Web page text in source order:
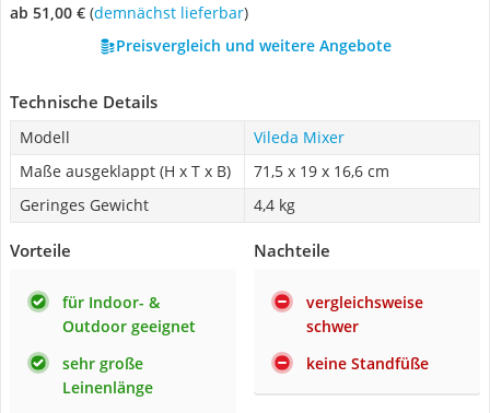
ab 51,00 € ( Demnächst lieferbar)
Preisvergleich und weitere Angebote
Technische Details
Modell
Vileda Mixer
Maße ausgeklappt (H x T x B)
71,5 x ‎19 x 16,6 cm
Geringes Gewicht
4,4 kg
Vorteile
für Indoor- &
Outdoor geeignet
sehr große
Leinenlänge
Nachteile
vergleichsweise
schwer
keine Standfüße